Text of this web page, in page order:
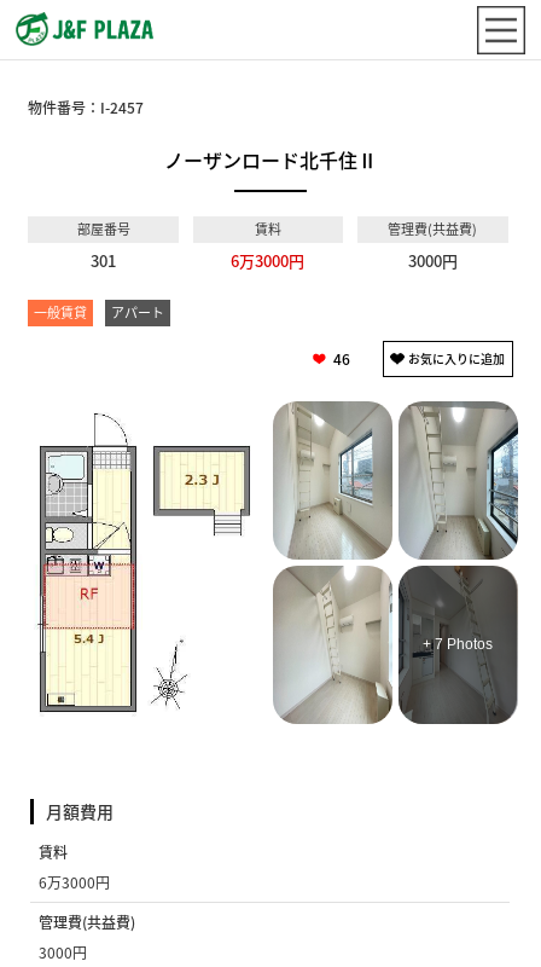
物件番号： I-2457
ノーザンロード北千住Ⅱ
部屋番号
301
賃料
6万3000円
管理費(共益費)
3000円
一般賃貸 アパート
46
+ 7 Photos
月額費用
賃料
6万3000円
管理費(共益費)
3000円